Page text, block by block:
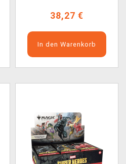
38,27 €
In den Warenkorb